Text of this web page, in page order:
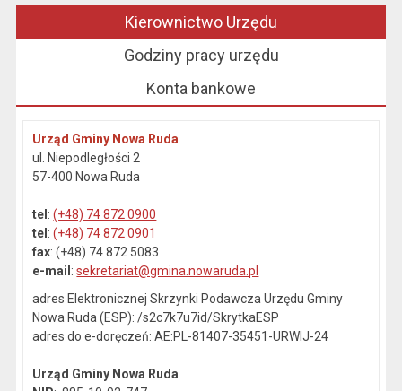
Kierownictwo Urzędu
Godziny pracy urzędu
Konta bankowe
Urząd Gminy Nowa Ruda
ul. Niepodległości 2
57-400 Nowa Ruda
tel :(+48) 74 872 0900
tel :(+48) 74 872 0901
fax: (+48) 74 872 5083
e-mail :sekretariat@gmina.nowaruda.pl
adres Elektronicznej Skrzynki Podawcza Urzędu Gminy
Nowa Ruda (ESP): /s2c7k7u7id/SkrytkaESP
adres do e-doręczeń: AE:PL-81407-35451-URWIJ-24
Urząd Gminy Nowa Ruda